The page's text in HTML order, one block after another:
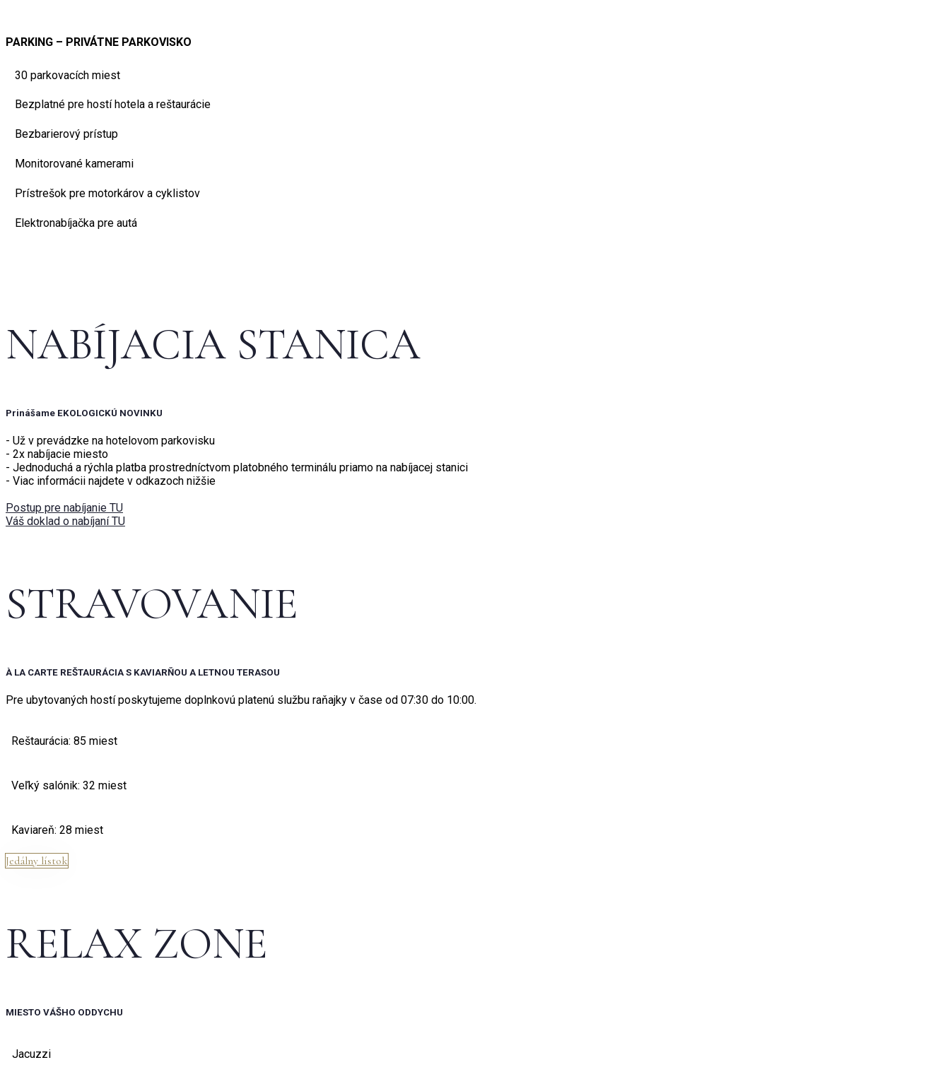
PARKING – PRIVÁTNE PARKOVISKO
30 parkovacích miest
Bezplatné pre hostí hotela a reštaurácie
Bezbarierový prístup
Monitorované kamerami
Prístrešok pre motorkárov a cyklistov
Elektronabíjačka pre autá
NABÍJACIA STANICA
Prinášame EKOLOGICKÚ NOVINKU
- Už v prevádzke na hotelovom parkovisku
- 2x nabíjacie miesto
- Jednoduchá a rýchla platba prostredníctvom platobného terminálu priamo na nabíjacej stanici
- Viac informácii najdete v odkazoch nižšie
Postup pre nabíjanie TU
Váš doklad o nabíjaní TU
STRAVOVANIE
À LA CARTE REŠTAURÁCIA S KAVIARŇOU A LETNOU TERASOU
Pre ubytovaných hostí poskytujeme doplnkovú platenú službu raňajky v čase od 07:30 do 10:00.
Reštaurácia: 85 miest
Veľký salónik: 32 miest
Kaviareň: 28 miest
Jedálny lístok
RELAX ZONE
MIESTO VÁŠHO ODDYCHU
Jacuzzi